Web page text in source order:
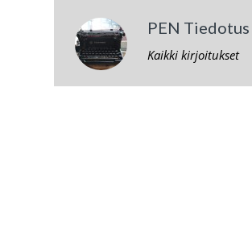
PEN Tiedotus
Kaikki kirjoitukset